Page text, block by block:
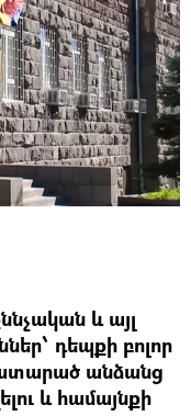
և այլ
դեպքի բոլոր
անձանց
և համայնքի